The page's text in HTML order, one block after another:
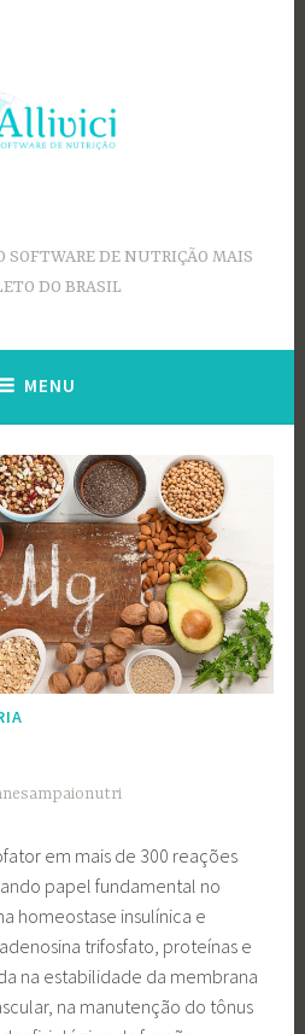
SOFTWARE DE NUTRIÇÃO MAIS
DO BRASIL
MENU
em mais de 300 reações
papel fundamental no
homeostase insulínica e
trifosfato, proteínas e
na estabilidade da membrana
na manutenção do tônus